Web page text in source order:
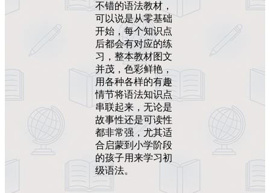
不错的语法教材，
可以说是从零基础
开始，每个知识点
后都会有对应的练
习，整本教材图文
并茂，色彩鲜艳，
用各种各样的有趣
情节将语法知识点
串联起来，无论是
故事性还是可读性
都非常强，尤其适
合启蒙到小学阶段
的孩子用来学习初
级语法。